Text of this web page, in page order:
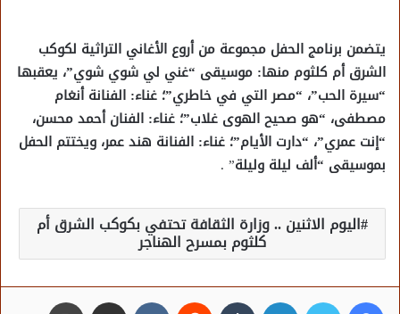
يتضمن برنامج الحفل مجموعة من أروع الأغاني التراثية لكوكب
الشرق أم كلثوم منها: موسيقى “غني لي شوي شوي”، يعقبها
“سيرة الحب”، “مصر التي في خاطري”؛ غناء: الفنانة أنغام
مصطفى، “هو صحيح الهوى غلاب”؛ غناء: الفنان أحمد محسن،
“إنت عمري”، “دارت الأيام”؛ غناء: الفنانة هند عمر، ويختتم الحفل
بموسيقى “ألف ليلة وليلة” .
اليوم الاثنين .. وزارة الثقافة تحتفي بكوكب الشرق أم
كلثوم بمسرح الهناجر
فيسبوك تويتر لينكدإن مشاركة عبر البريد